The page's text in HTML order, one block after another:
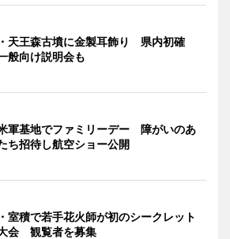
天王森古墳に金製耳飾り 県内初確
般向け説明会も
軍基地でファミリーデー 障がいのあ
ち招待し航空ショー公開
室積で若手花火師が初のシークレット
会 観覧者を募集